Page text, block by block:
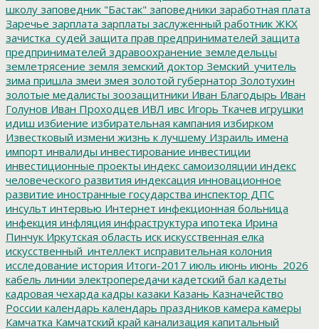
школу заповедник "Бастак" заповедники заработная плата
Заречье зарплата зарплаты заслуженный работник ЖКХ
зачистка_судей защита прав предпринимателей защита
предпринимателей здравоохранение земледельцы
землетрясение земля земский доктор Земский_учитель
зима пришла змеи змея золотой губернатор Золотухин
золотые медалисты зоозащитники Иван Благодырь Иван
Голунов Иван Проходцев ИВЛ ивс Игорь Ткачев игрушки
идиш избиение избирательная кампания избирком
Известковый измени жизнь к лучшему Израиль имена
импорт инвалиды инвестирование инвестиции
инвестиционные проекты индекс самоизоляции индекс
человеческого развития индексация инновационное
развитие иностранные государства инспектор ДПС
инсульт интервью Интернет инфекционная больница
инфекция инфляция инфраструктура ипотека Ирина
Пинчук Иркутская область иск искусственная елка
искусственный_интеллект исправительная колония
исследование история Итоги-2017 июль июнь июнь_2026
кабель линии электропередачи кадетский бал кадеты
кадровая чехарда кадры казаки Казань Казначейство
России календарь календарь праздников камера камеры
Камчатка Камчатский край канализация капитальный